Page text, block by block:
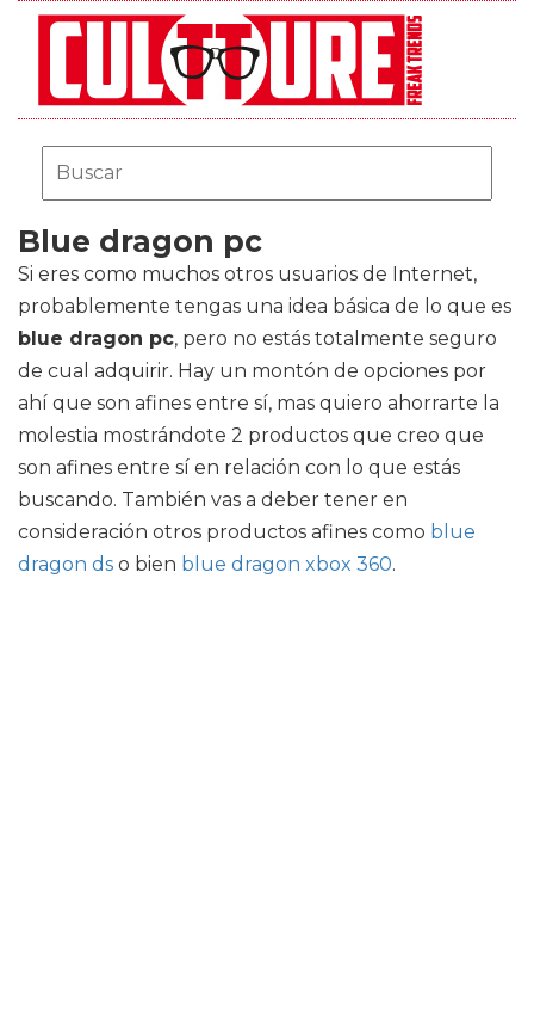
Blue dragon pc
Si eres como muchos otros usuarios de Internet,
probablemente tengas una idea básica de lo que es
blue dragon pc, pero no estás totalmente seguro
de cual adquirir. Hay un montón de opciones por
ahí que son afines entre sí, mas quiero ahorrarte la
molestia mostrándote 2 productos que creo que
son afines entre sí en relación con lo que estás
buscando. También vas a deber tener en
consideración otros productos afines como blue
dragon ds o bien blue dragon xbox 360.